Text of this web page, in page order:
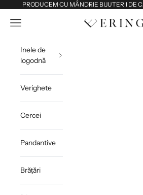
Sari la conținutPRODUCEM CU MÂNDRIE BIJUTERII DE
Ering
Deschide meniul de navigare
Inele de
logodnă
Verighete
Cercei
Pandantive
Brățări